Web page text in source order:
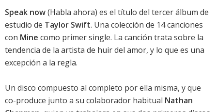
Speak now(Habla ahora) es el título del tercer álbum de
estudio de Taylor Swift. Una colección de 14 canciones
con Mine como primer single. La canción trata sobre la
tendencia de la artista de huir del amor, y lo que es una
excepción a la regla.
Un disco compuesto al completo por ella misma, y que
co-produce junto a su colaborador habitual Nathan